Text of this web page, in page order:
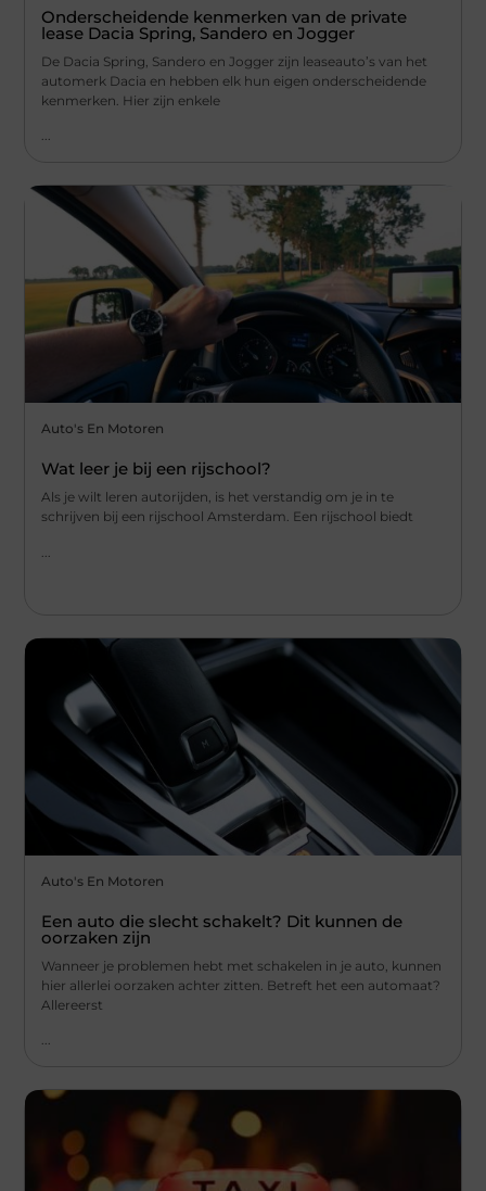
Onderscheidende kenmerken van de private
lease Dacia Spring, Sandero en Jogger
De Dacia Spring, Sandero en Jogger zijn leaseauto’s van het
automerk Dacia en hebben elk hun eigen onderscheidende
kenmerken. Hier zijn enkele
...
Auto's En Motoren
Wat leer je bij een rijschool?
Als je wilt leren autorijden, is het verstandig om je in te
schrijven bij een rijschool Amsterdam. Een rijschool biedt
Auto's En Motoren
Een auto die slecht schakelt? Dit kunnen de
oorzaken zijn
Wanneer je problemen hebt met schakelen in je auto, kunnen
hier allerlei oorzaken achter zitten. Betreft het een automaat?
Allereerst